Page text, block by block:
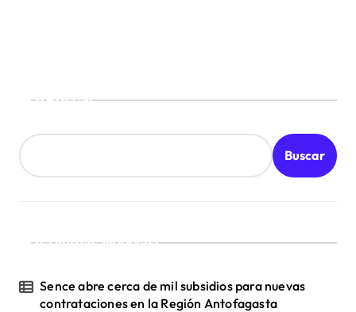
Buscar
Buscar
¡Ultimas Noticias!
Sence abre cerca de mil subsidios para nuevas
contrataciones en la Región Antofagasta